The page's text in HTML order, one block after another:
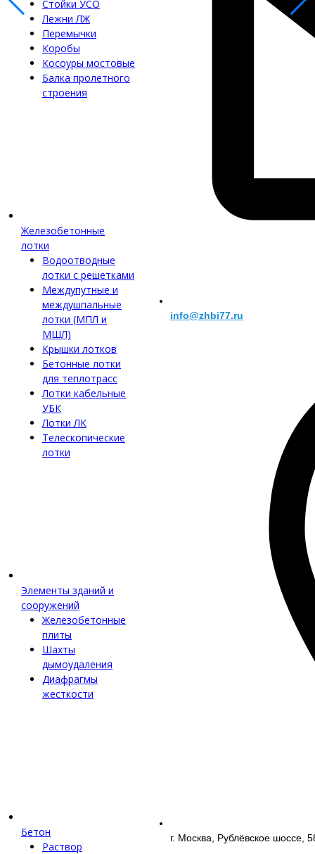
Стойки УСО
Лежни ЛЖ
Перемычки
Коробы
Косоуры мостовые
Балка пролетного
строения
Железобетонные
лотки
Водоотводные
лотки с решетками
Междупутные и
междушпальные
лотки (МПЛ и
МШЛ)
Крышки лотков
Бетонные лотки
для теплотрасс
Лотки кабельные
УБК
Лотки ЛК
Телескопические
лотки
Элементы зданий и
сооружений
Железобетонные
плиты
Шахты
дымоудаления
Диафрагмы
жесткости
Бетон
Раствор
info@zhbi77.ru
г. Москва, Рублёвское шоссе,